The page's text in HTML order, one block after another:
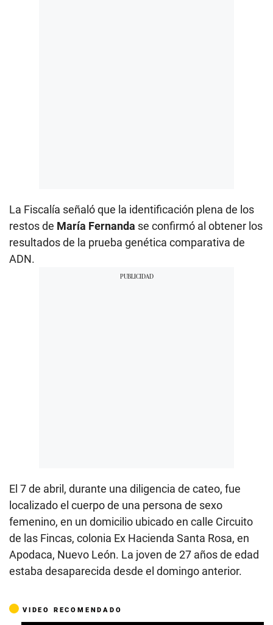
La Fiscalía señaló que la identificación plena de los
restos de María Fernanda se confirmó al obtener los
resultados de la prueba genética comparativa de
ADN.
El 7 de abril, durante una diligencia de cateo, fue
localizado el cuerpo de una persona de sexo
femenino, en un domicilio ubicado en calle Circuito
de las Fincas, colonia Ex Hacienda Santa Rosa, en
Apodaca, Nuevo León. La joven de 27 años de edad
estaba desaparecida desde el domingo anterior.
VIDEO RECOMENDADO